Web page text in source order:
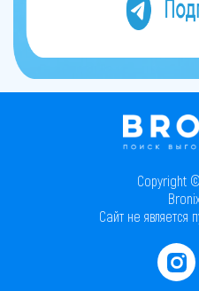
Copyright
Сайт не является